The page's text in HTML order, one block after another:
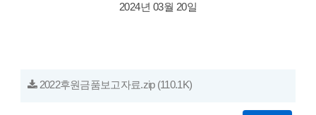
2024년 03월 20일
2022후원금품보고자료.zip(110.1K)